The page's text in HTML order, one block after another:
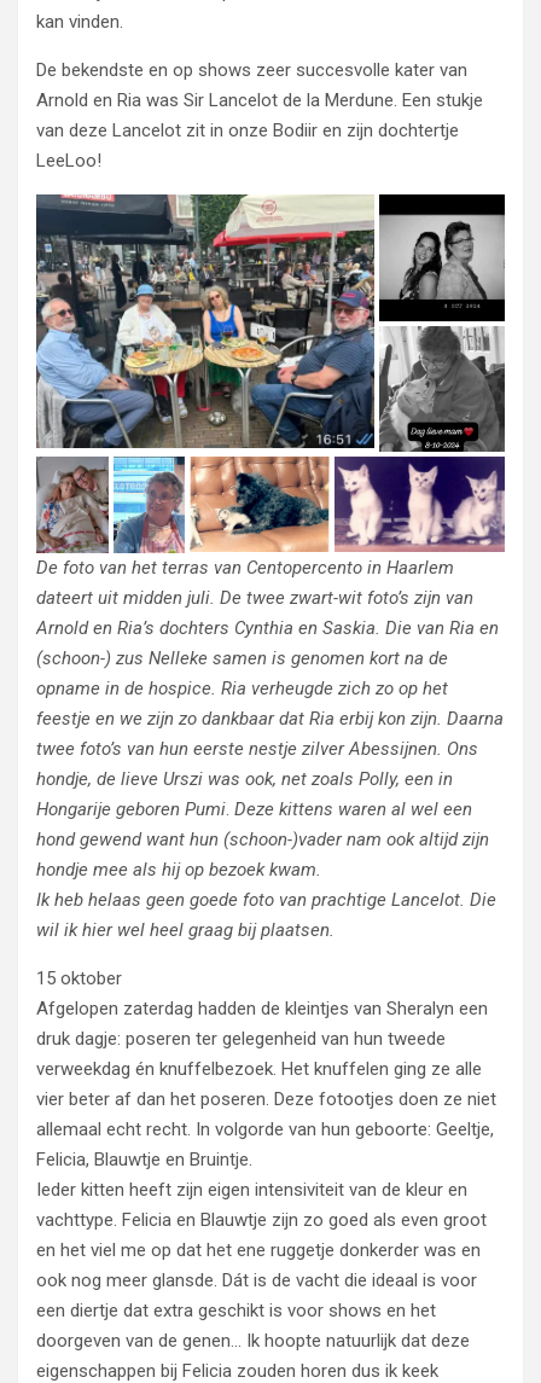
kan vinden.
De bekendste en op shows zeer succesvolle kater van
Arnold en Ria was Sir Lancelot de la Merdune. Een stukje
van deze Lancelot zit in onze Bodiir en zijn dochtertje
LeeLoo!
De foto van het terras van Centopercento in Haarlem
dateert uit midden juli. De twee zwart-wit foto’s zijn van
Arnold en Ria’s dochters Cynthia en Saskia. Die van Ria en
(schoon-) zus Nelleke samen is genomen kort na de
opname in de hospice. Ria verheugde zich zo op het
feestje en we zijn zo dankbaar dat Ria erbij kon zijn. Daarna
twee foto’s van hun eerste nestje zilver Abessijnen. Ons
hondje, de lieve Urszi was ook, net zoals Polly, een in
Hongarije geboren Pumi. Deze kittens waren al wel een
hond gewend want hun (schoon-)vader nam ook altijd zijn
hondje mee als hij op bezoek kwam.
Ik heb helaas geen goede foto van prachtige Lancelot. Die
wil ik hier wel heel graag bij plaatsen.
15 oktober
Afgelopen zaterdag hadden de kleintjes van Sheralyn een
druk dagje: poseren ter gelegenheid van hun tweede
verweekdag én knuffelbezoek. Het knuffelen ging ze alle
vier beter af dan het poseren. Deze fotootjes doen ze niet
allemaal echt recht. In volgorde van hun geboorte: Geeltje,
Felicia, Blauwtje en Bruintje.
Ieder kitten heeft zijn eigen intensiviteit van de kleur en
vachttype. Felicia en Blauwtje zijn zo goed als even groot
en het viel me op dat het ene ruggetje donkerder was en
ook nog meer glansde. Dát is de vacht die ideaal is voor
een diertje dat extra geschikt is voor shows en het
doorgeven van de genen… Ik hoopte natuurlijk dat deze
eigenschappen bij Felicia zouden horen dus ik keek